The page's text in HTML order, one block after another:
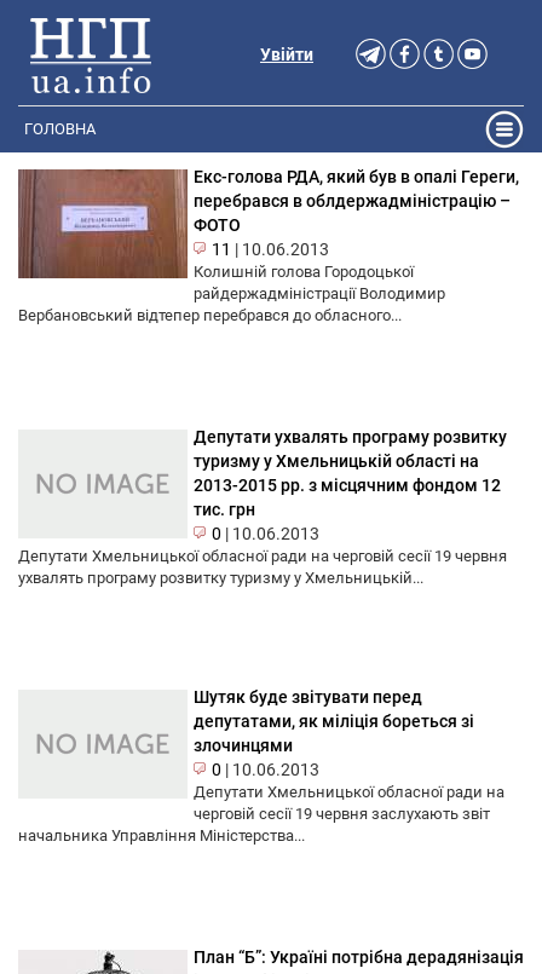
Увійти
ГОЛОВНА
Екс-голова РДА, який був в опалі Гереги,
перебрався в облдержадміністрацію –
ФОТО
11 | 10.06.2013
Колишній голова Городоцької
райдержадміністрації Володимир
Вербановський відтепер перебрався до обласного...
Депутати ухвалять програму розвитку
туризму у Хмельницькій області на
2013-2015 рр. з місцячним фондом 12
тис. грн
0 | 10.06.2013
Депутати Хмельницької обласної ради на черговій сесії 19 червня
ухвалять програму розвитку туризму у Хмельницькій...
Шутяк буде звітувати перед
депутатами, як міліція бореться зі
злочинцями
0 | 10.06.2013
Депутати Хмельницької обласної ради на
черговій сесії 19 червня заслухають звіт
начальника Управління Міністерства...
План “Б”: Україні потрібна дерадянізація